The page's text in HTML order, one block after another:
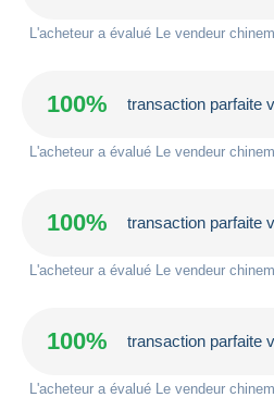
L'acheteur a évalué Le vendeur
100% transaction parfaite
L'acheteur a évalué Le vendeur
100% transaction parfaite
L'acheteur a évalué Le vendeur
100% transaction parfaite
L'acheteur a évalué Le vendeur